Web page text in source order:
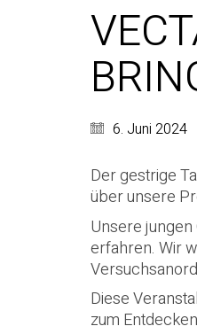
6. Juni 2024
Der gestrige
über unsere
Unsere
erfahren. Wir
Diese
zum